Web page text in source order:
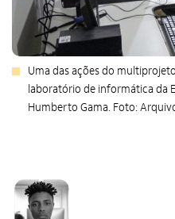
Uma das ações do
laboratório de informática da
Humberto Gama. Foto: